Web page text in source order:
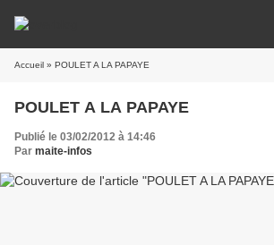
Accueil » POULET A LA PAPAYE
POULET A LA PAPAYE
Publié le 03/02/2012 à 14:46
Par maite-infos